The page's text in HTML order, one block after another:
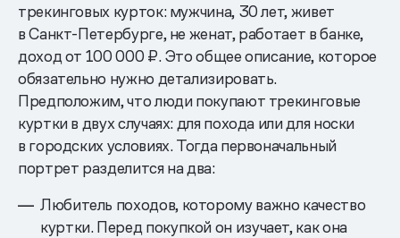
трекинговых курток: мужчина, 30 лет, живет
в Санкт-Петербурге, не женат, работает в банке,
доход от 100 000 ₽. Это общее описание, которое
обязательно нужно детализировать.
Предположим, что люди покупают трекинговые
куртки в двух случаях: для похода или для носки
в городских условиях. Тогда первоначальный
портрет разделится на два:
Любитель походов, которому важно качество
куртки. Перед покупкой он изучает, как она